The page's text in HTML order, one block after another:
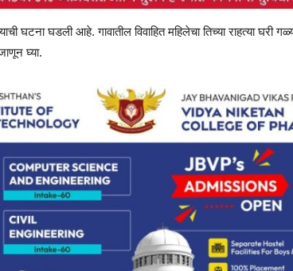
घटना घडली आहे. गावातील विवाहित महिलेचा तिच्या राहत्या घरी
घ्या.